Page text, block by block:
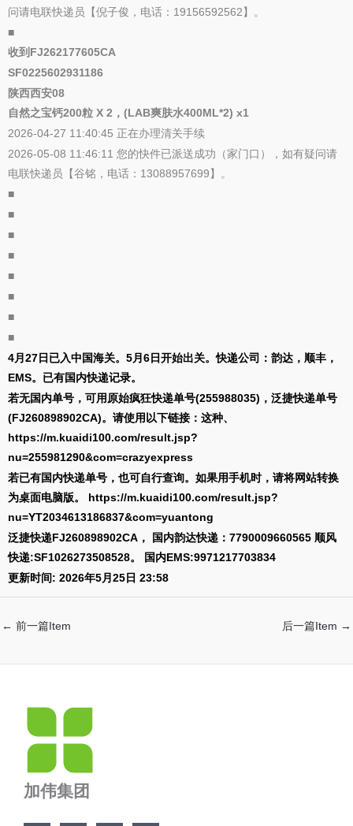
问请电联快递员【倪子俊，电话：19156592562】。
■
收到FJ262177605CA
SF0225602931186
陕西西安08
自然之宝钙200粒 X 2，(LAB爽肤水400ML*2) x1
2026-04-27 11:40:45 正在办理清关手续
2026-05-08 11:46:11 您的快件已派送成功（家门口），如有疑问请
电联快递员【谷铭，电话：13088957699】。
■
■
■
■
■
■
■
■
4月27日已入中国海关。5月6日开始出关。快递公司：韵达，顺丰，
EMS。已有国内快递记录。
若无国内单号，可用原始疯狂快递单号(255988035)，泛捷快递单号
(FJ260898902CA)。请使用以下链接：这种、
https://m.kuaidi100.com/result.jsp?
nu=255981290&com=crazyexpress
若已有国内快递单号，也可自行查询。如果用手机时，请将网站转换
为桌面电脑版。 https://m.kuaidi100.com/result.jsp?
nu=YT2034613186837&com=yuantong
泛捷快递FJ260898902CA， 国内韵达快递：7790009660565 顺风
快递:SF1026273508528。 国内EMS:9971217703834
更新时间: 2026年5月25日 23:58
← 前一篇Item 后一篇Item →
加伟集团